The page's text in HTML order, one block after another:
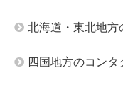
北海道・東北地方
四国地方のコン